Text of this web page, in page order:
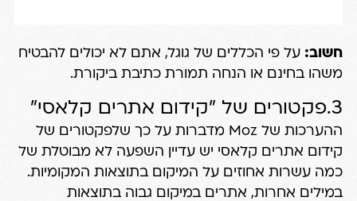
חשוב: על פי הכללים של גוגל, אתם לא יכולים להבטיח
משהו בחינם או הנחה תמורת כתיבת ביקורת.
3.פקטורים של "קידום אתרים קלאסי"
ההערכות של Moz מדברות על כך שלפקטורים של
קידום אתרים קלאסי יש עדיין השפעה לא מבוטלת של
כמה עשרות אחוזים על המיקום בתוצאות המקומיות.
במילים אחרות, אתרים במיקום גבוה בתוצאות